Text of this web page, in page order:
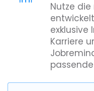
Nutze
exklusive
Karriere